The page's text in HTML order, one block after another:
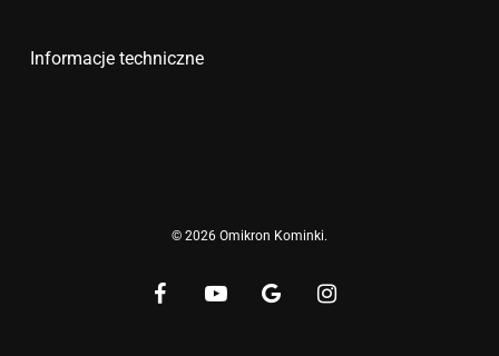
Informacje techniczne
© 2026 Omikron Kominki.
facebookyoutube google- instagram